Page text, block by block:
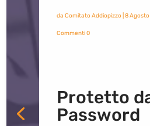
da Comitato Addiopizzo| 8
Commenti 0
Protetto
Password